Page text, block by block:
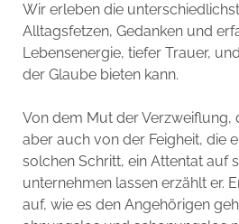
Wir erleben die
Alltagsfetzen, Gedanken und
Lebensenergie, tiefer Trauer,
der Glaube bieten kann.
Von dem Mut der Verzweiflung,
aber auch von der Feigheit, die
solchen Schritt, ein Attentat auf
unternehmen lassen erzählt er.
auf, wie es den Angehörigen